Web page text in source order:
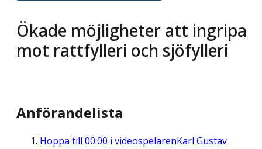
Ökade möjligheter att ingripa
mot rattfylleri och sjöfylleri
Anförandelista
Hoppa till 00:00 i videospelarenKarl Gustav